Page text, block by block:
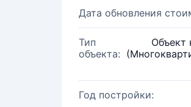
Дата обновления
Тип
объекта:
Объект
Год постройки: